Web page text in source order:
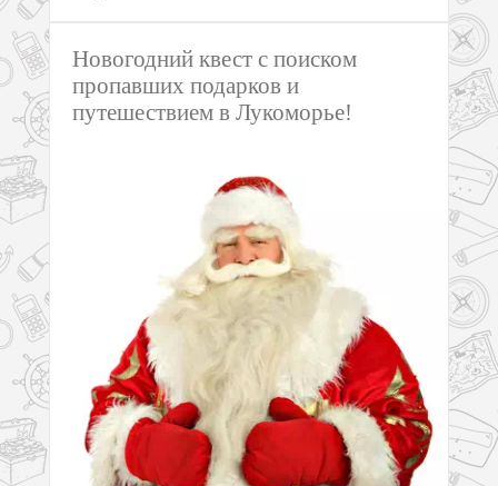
Новогодний квест с поиском
пропавших подарков и
путешествием в Лукоморье!